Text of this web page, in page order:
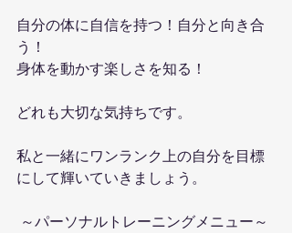
自分の体に自信を持つ！自分と向き合
う！
身体を動かす楽しさを知る！
どれも大切な気持ちです。
私と一緒にワンランク上の自分を目標
にして輝いていきましょう。
～パーソナルトレーニングメニュー～